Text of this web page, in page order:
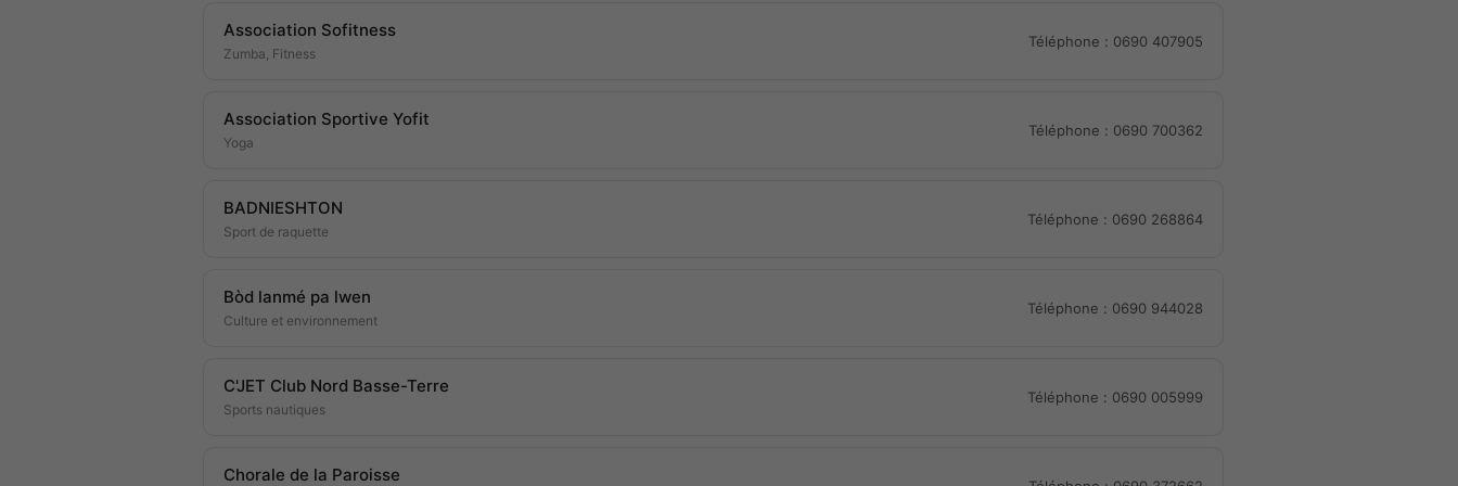
Association Sofitness
Zumba, Fitness
Téléphone : 0690 407905
Association Sportive Yofit
Yoga
Téléphone : 0690 700362
BADNIESHTON
Sport de raquette
Téléphone : 0690 268864
Bòd lanmé pa lwen
Culture et environnement
Téléphone : 0690 944028
C'JET Club Nord Basse-Terre
Sports nautiques
Téléphone : 0690 005999
Chorale de la Paroisse